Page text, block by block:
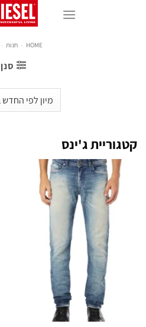
HOME
- חנות -
סנן
קטגוריית ג'ינס